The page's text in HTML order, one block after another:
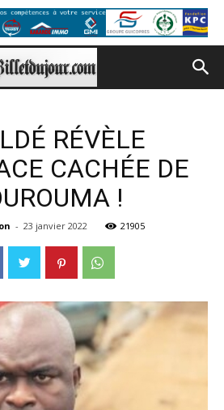
RÉVÈLE
CACHÉE DE
!
- 23 janvier 2022 21905